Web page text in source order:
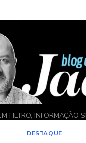
FILTRO, INFORMAÇÃO
DESTAQUE